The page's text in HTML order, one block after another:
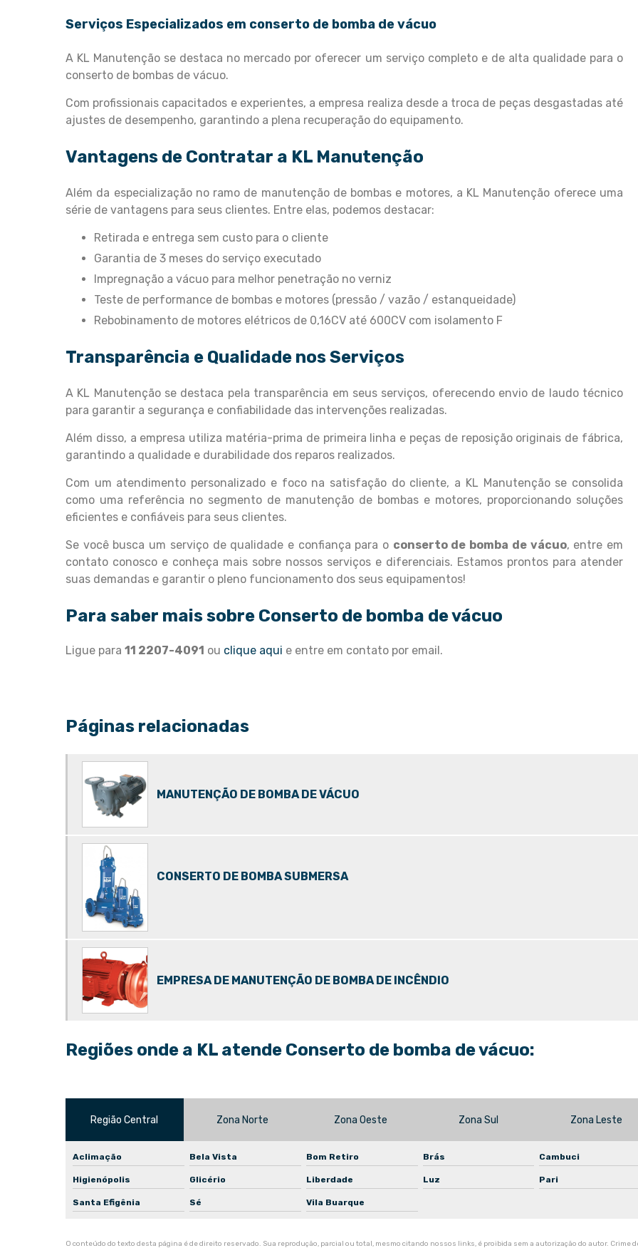
Serviços Especializados em conserto de bomba de vácuo
A KL Manutenção se destaca no mercado por oferecer um serviço completo e de alta qualidade para o
conserto de bombas de vácuo.
Com profissionais capacitados e experientes, a empresa realiza desde a troca de peças desgastadas até
ajustes de desempenho, garantindo a plena recuperação do equipamento.
Vantagens de Contratar a KL Manutenção
Além da especialização no ramo de manutenção de bombas e motores, a KL Manutenção oferece uma
série de vantagens para seus clientes. Entre elas, podemos destacar:
Retirada e entrega sem custo para o cliente
Garantia de 3 meses do serviço executado
Impregnação a vácuo para melhor penetração no verniz
Teste de performance de bombas e motores (pressão / vazão / estanqueidade)
Rebobinamento de motores elétricos de 0,16CV até 600CV com isolamento F
Transparência e Qualidade nos Serviços
A KL Manutenção se destaca pela transparência em seus serviços, oferecendo envio de laudo técnico
para garantir a segurança e confiabilidade das intervenções realizadas.
Além disso, a empresa utiliza matéria-prima de primeira linha e peças de reposição originais de fábrica,
garantindo a qualidade e durabilidade dos reparos realizados.
Com um atendimento personalizado e foco na satisfação do cliente, a KL Manutenção se consolida
como uma referência no segmento de manutenção de bombas e motores, proporcionando soluções
eficientes e confiáveis para seus clientes.
Se você busca um serviço de qualidade e confiança para o conserto de bomba de vácuo, entre em
contato conosco e conheça mais sobre nossos serviços e diferenciais. Estamos prontos para atender
suas demandas e garantir o pleno funcionamento dos seus equipamentos!
Para saber mais sobre Conserto de bomba de vácuo
Ligue para 11 2207-4091 ou clique aqui e entre em contato por email.
Páginas relacionadas
MANUTENÇÃO DE BOMBA DE VÁCUO
CONSERTO DE BOMBA SUBMERSA
EMPRESA DE MANUTENÇÃO DE BOMBA DE INCÊNDIO
Regiões onde a KL atende Conserto de bomba de vácuo:
Região Central Zona Norte Zona Oeste Zona Sul Zona Leste
Aclimação Bela Vista Bom Retiro Brás Cambuci
Higienópolis Glicério Liberdade Luz Pari
Santa Efigênia Sé Vila Buarque
O conteúdo do texto desta página é de direito reservado. Sua reprodução, parcial ou total, mesmo citando nossos links, é proibida sem a autorização do autor. Crime